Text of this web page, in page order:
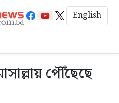
English
পৌঁছেছে